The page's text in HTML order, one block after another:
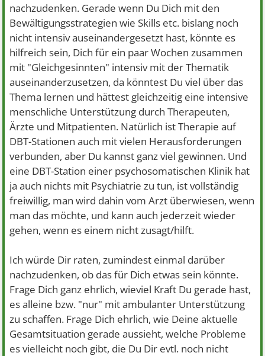
nachzudenken. Gerade wenn Du Dich mit den
Bewältigungsstrategien wie Skills etc. bislang noch
nicht intensiv auseinandergesetzt hast, könnte es
hilfreich sein, Dich für ein paar Wochen zusammen
mit "Gleichgesinnten" intensiv mit der Thematik
auseinanderzusetzen, da könntest Du viel über das
Thema lernen und hättest gleichzeitig eine intensive
menschliche Unterstützung durch Therapeuten,
Ärzte und Mitpatienten. Natürlich ist Therapie auf
DBT-Stationen auch mit vielen Herausforderungen
verbunden, aber Du kannst ganz viel gewinnen. Und
eine DBT-Station einer psychosomatischen Klinik hat
ja auch nichts mit Psychiatrie zu tun, ist vollständig
freiwillig, man wird dahin vom Arzt überwiesen, wenn
man das möchte, und kann auch jederzeit wieder
gehen, wenn es einem nicht zusagt/hilft.
Ich würde Dir raten, zumindest einmal darüber
nachzudenken, ob das für Dich etwas sein könnte.
Frage Dich ganz ehrlich, wieviel Kraft Du gerade hast,
es alleine bzw. "nur" mit ambulanter Unterstützung
zu schaffen. Frage Dich ehrlich, wie Deine aktuelle
Gesamtsituation gerade aussieht, welche Probleme
es vielleicht noch gibt, die Du Dir evtl. noch nicht